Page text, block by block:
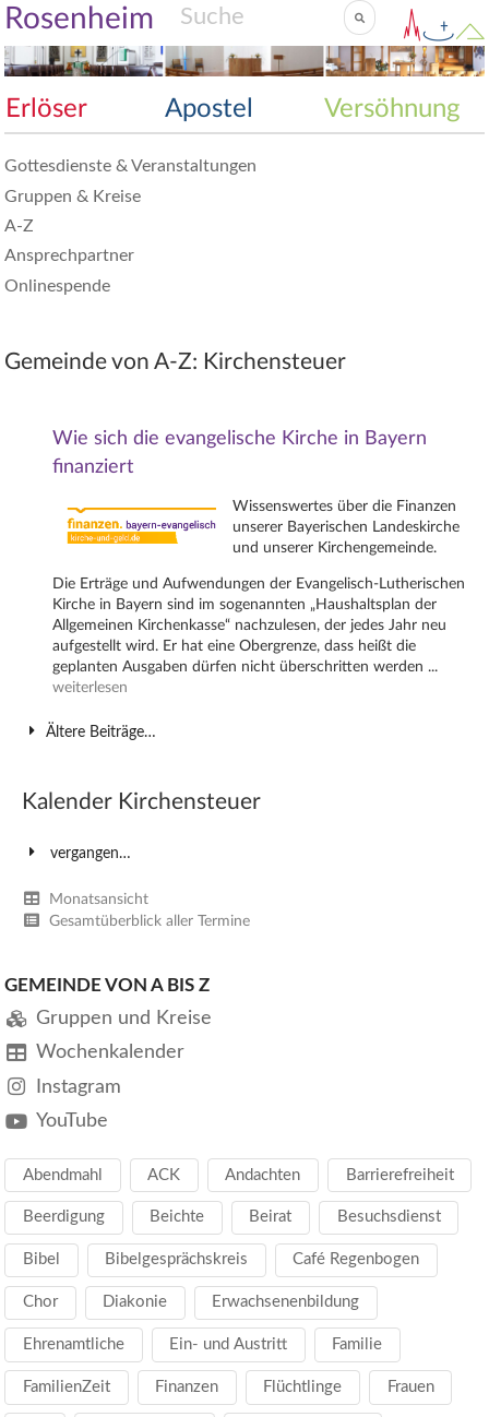
Rosenheim
Erlöser Apostel Versöhnung
Gottesdienste & Veranstaltungen
Gruppen & Kreise
A-Z
Ansprechpartner
Onlinespende
Gemeinde von A-Z: Kirchensteuer
Wie sich die evangelische Kirche in Bayern
finanziert
Wissenswertes über die Finanzen
unserer Bayerischen Landeskirche
und unserer Kirchengemeinde.
Die Erträge und Aufwendungen der Evangelisch-Lutherischen
Kirche in Bayern sind im sogenannten „Haushaltsplan der
Allgemeinen Kirchenkasse“ nachzulesen, der jedes Jahr neu
aufgestellt wird. Er hat eine Obergrenze, dass heißt die
geplanten Ausgaben dürfen nicht überschritten werden ...
weiterlesen
Ältere Beiträge…
Kalender Kirchensteuer
vergangen…
Monatsansicht
Gesamtüberblick aller Termine
GEMEINDE VON A BIS Z
Gruppen und Kreise
Wochenkalender
Instagram
YouTube
Abendmahl ACK Andachten Barrierefreiheit
Beerdigung Beichte Beirat Besuchsdienst
Bibel Bibelgesprächskreis Café Regenbogen
Chor Diakonie Erwachsenenbildung
Ehrenamtliche Ein- und Austritt Familie
FamilienZeit Finanzen Flüchtlinge Frauen